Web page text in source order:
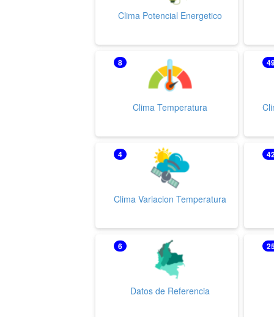
Clima Potencial Energetico
Clima Temperatura
8
Clima Variacion Temperatura
4
Datos de Referencia
6